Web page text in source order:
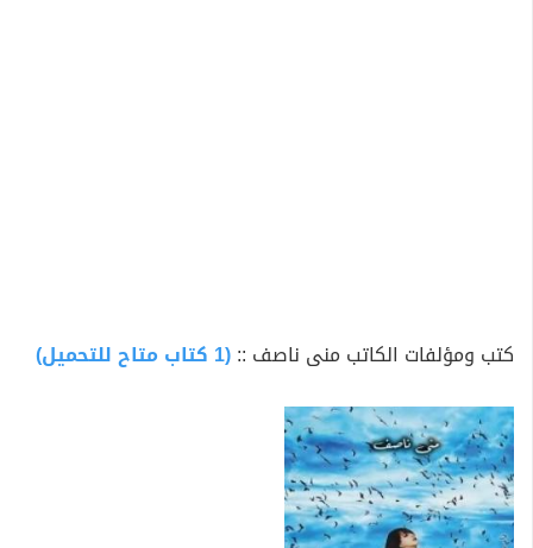
كتب ومؤلفات الكاتب منى ناصف ::(1 كتاب متاح للتحميل)